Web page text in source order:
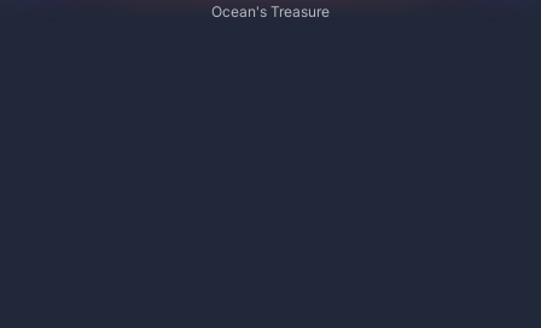
Ocean's Treasure